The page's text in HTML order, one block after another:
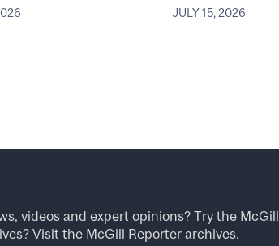
JULY 15, 2026
videos and expert opinions? Try the
Visit the McGill Reporter archives.